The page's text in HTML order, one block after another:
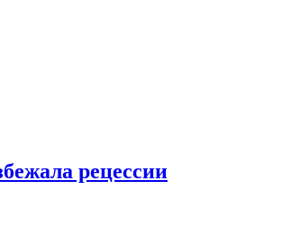
рецессии